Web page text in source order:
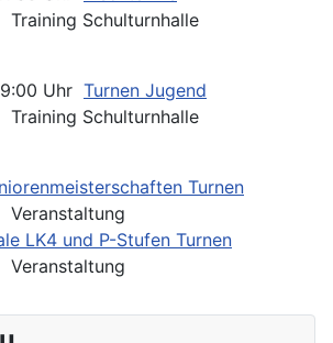
Training Schulturnhalle
Uhr Turnen Jugend
Training Schulturnhalle
Turnen
Veranstaltung
LK4 und P-Stufen Turnen
Veranstaltung